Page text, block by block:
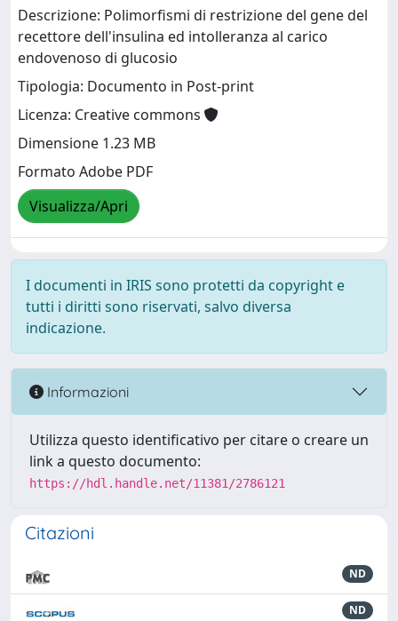
Descrizione: Polimorfismi di restrizione del gene del
recettore dell'insulina ed intolleranza al carico
endovenoso di glucosio
Tipologia: Documento in Post-print
Licenza: Creative commons
Dimensione 1.23 MB
Formato Adobe PDF
Visualizza/Apri
I documenti in IRIS sono protetti da copyright e
tutti i diritti sono riservati, salvo diversa
indicazione.
Informazioni
Utilizza questo identificativo per citare o creare un
link a questo documento:
https://hdl.handle.net/11381/2786121
Citazioni
ND
ND